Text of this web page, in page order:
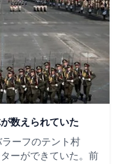
数えられていた
ーフのテント村
ーができていた。前